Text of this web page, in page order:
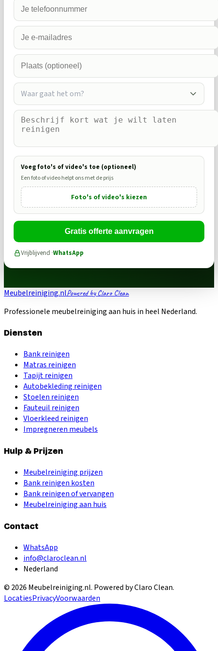
Waar gaat het om?
Voeg foto's of video's toe (optioneel)
Een foto of video helpt ons met de prijs
Foto's of video's kiezen
Gratis offerte aanvragen
Vrijblijvend ·WhatsApp
Meubelreiniging.nlPowered by Claro Clean
Professionele meubelreiniging aan huis in heel Nederland.
Diensten
Bank reinigen
Matras reinigen
Tapijt reinigen
Autobekleding reinigen
Stoelen reinigen
Fauteuil reinigen
Vloerkleed reinigen
Impregneren meubels
Hulp & Prijzen
Meubelreiniging prijzen
Bank reinigen kosten
Bank reinigen of vervangen
Meubelreiniging aan huis
Contact
WhatsApp
info@claroclean.nl
Nederland
© 2026 Meubelreiniging.nl. Powered by Claro Clean.
LocatiesPrivacyVoorwaarden